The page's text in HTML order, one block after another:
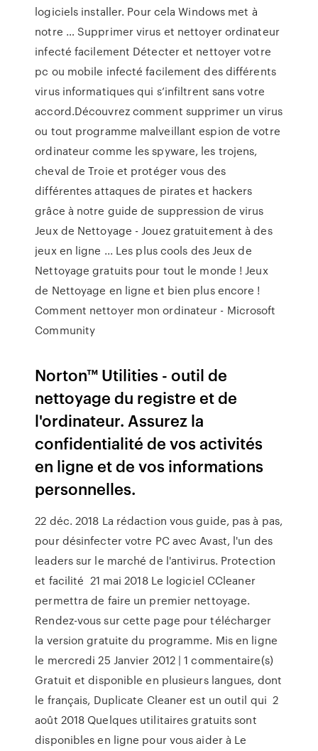
logiciels installer. Pour cela Windows met à
notre … Supprimer virus et nettoyer ordinateur
infecté facilement Détecter et nettoyer votre
pc ou mobile infecté facilement des différents
virus informatiques qui s’infiltrent sans votre
accord.Découvrez comment supprimer un virus
ou tout programme malveillant espion de votre
ordinateur comme les spyware, les trojens,
cheval de Troie et protéger vous des
différentes attaques de pirates et hackers
grâce à notre guide de suppression de virus
Jeux de Nettoyage - Jouez gratuitement à des
jeux en ligne ... Les plus cools des Jeux de
Nettoyage gratuits pour tout le monde ! Jeux
de Nettoyage en ligne et bien plus encore !
Comment nettoyer mon ordinateur - Microsoft
Community
Norton™ Utilities - outil de
nettoyage du registre et de
l'ordinateur. Assurez la
confidentialité de vos activités
en ligne et de vos informations
personnelles.
22 déc. 2018 La rédaction vous guide, pas à pas,
pour désinfecter votre PC avec Avast, l'un des
leaders sur le marché de l'antivirus. Protection
et facilité 21 mai 2018 Le logiciel CCleaner
permettra de faire un premier nettoyage.
Rendez-vous sur cette page pour télécharger
la version gratuite du programme. Mis en ligne
le mercredi 25 Janvier 2012 | 1 commentaire(s)
Gratuit et disponible en plusieurs langues, dont
le français, Duplicate Cleaner est un outil qui 2
août 2018 Quelques utilitaires gratuits sont
disponibles en ligne pour vous aider à Le